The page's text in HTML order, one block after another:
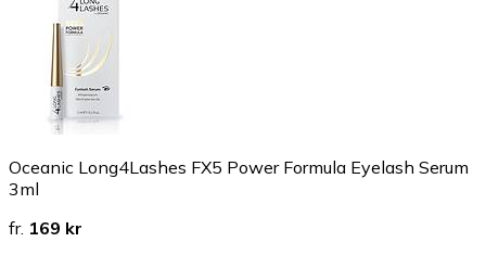
Oceanic Long4Lashes FX5 Power Formula Eyelash Serum
3ml
fr. 169 kr